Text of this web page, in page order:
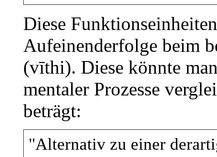
Diese
Aufeinenderfolge beim
(vīthi). Diese könnte
mentaler Prozesse
beträgt:
"Alternativ zu einer